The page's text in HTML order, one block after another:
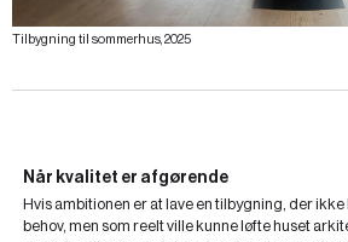
Tilbygning til sommerhus, 2025
Når kvalitet er afgørende
Hvis ambitionen er at lave en tilbygning, der
behov, men som reelt ville kunne løfte huset